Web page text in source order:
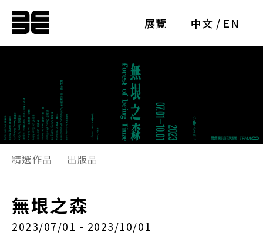
展覽 中文 / EN
精選作品 出版品
無垠之森
2023/07/01 - 2023/10/01